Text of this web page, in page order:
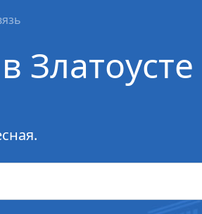
Златоусте